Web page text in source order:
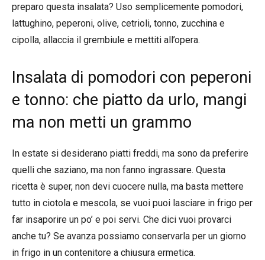
preparo questa insalata? Uso semplicemente pomodori,
lattughino, peperoni, olive, cetrioli, tonno, zucchina e
cipolla, allaccia il grembiule e mettiti all’opera.
Insalata di pomodori con peperoni
e tonno: che piatto da urlo, mangi
ma non metti un grammo
In estate si desiderano piatti freddi, ma sono da preferire
quelli che saziano, ma non fanno ingrassare. Questa
ricetta è super, non devi cuocere nulla, ma basta mettere
tutto in ciotola e mescola, se vuoi puoi lasciare in frigo per
far insaporire un po’ e poi servi. Che dici vuoi provarci
anche tu? Se avanza possiamo conservarla per un giorno
in frigo in un contenitore a chiusura ermetica.